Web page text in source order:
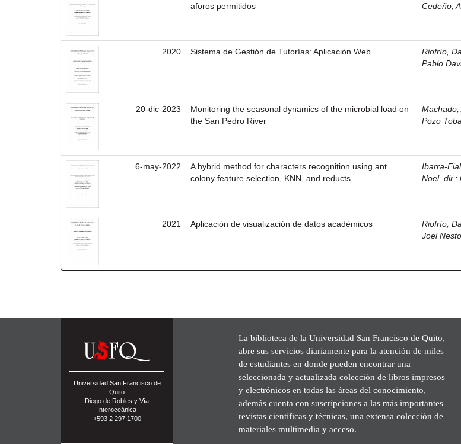
aforos permitidos
Cedeño,
2020 Sistema de Gestión de Tutorías: Aplicación Web Riofrío,
Pablo
20-dic-2023
Monitoring the seasonal dynamics of the microbial load on
the San Pedro River
Machado,
Pozo
6-may-2022
A hybrid method for characters recognition using ant
colony feature selection, KNN, and reducts
Ibarra-
Noel, dir. ;
2021 Aplicación de visualización de datos académicos Riofrío,
Joel
Universidad San Francisco de
Quito
Diego de Robles y Vía
Interoceánica
+593 2 297 1700
La biblioteca de la Universidad San Francisco de Quito,
abre sus servicios diariamente para la atención de miles
de estudiantes en donde pueden encontrar una
seleccionada y actualizada colección de libros impresos
y electrónicos en todas las áreas del conocimiento,
además cuenta con suscripciones a las más importantes
revistas científicas y técnicas, una extensa colección de
materiales multimedia y acceso.